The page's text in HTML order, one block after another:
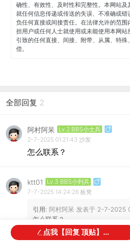
确性、有效性、及时性和完整性。本网站
就任何信息传递或传送的失误、不准确或
负任何直接或间接责任。在法律允许的范
担用户或任何人士就使用或未能使用本网
引致的任何直接、间接、附带、从属、特
偿。
全部回复 2
阿村阿呆
Lv.2 BBS小士兵
2-7-2025 01:21:43 沙发
怎么联系？
ktt01
Lv.3 BBS小列兵
7-7-2025 14:24:26 板凳
引用: 阿村阿呆 发表于 2-7-2025
怎么联系？
https://
点我【回复 顶贴】...